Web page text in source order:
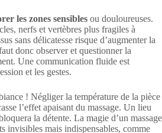
les zones sensibles ou douloureuses.
nerfs et vertèbres plus fragiles à
sans délicatesse risque d’augmenter la
donc observer et questionner la
Une communication fluide est
et les gestes.
! Négliger la température de la pièce
l’effet apaisant du massage. Un lieu
la détente. La magie d’un massage
invisibles mais indispensables, comme